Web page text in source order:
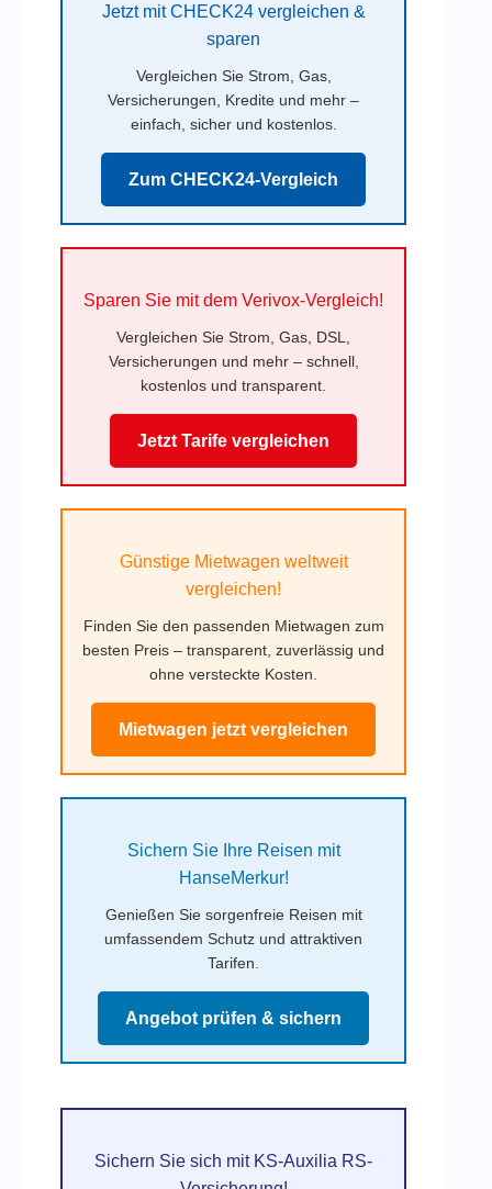
Jetzt mit CHECK24 vergleichen &
sparen
Vergleichen Sie Strom, Gas,
Versicherungen, Kredite und mehr –
einfach, sicher und kostenlos.
Zum CHECK24-Vergleich
Sparen Sie mit dem Verivox-Vergleich!
Vergleichen Sie Strom, Gas, DSL,
Versicherungen und mehr – schnell,
kostenlos und transparent.
Jetzt Tarife vergleichen
Günstige Mietwagen weltweit
vergleichen!
Finden Sie den passenden Mietwagen zum
besten Preis – transparent, zuverlässig und
ohne versteckte Kosten.
Mietwagen jetzt vergleichen
Sichern Sie Ihre Reisen mit
HanseMerkur!
Genießen Sie sorgenfreie Reisen mit
umfassendem Schutz und attraktiven
Tarifen.
Angebot prüfen & sichern
Sichern Sie sich mit KS-Auxilia RS-